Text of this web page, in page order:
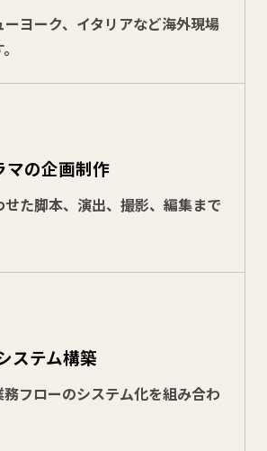
ーヨーク、イタリアなど海外現場
マの企画制作
た脚本、演出、撮影、編集まで
ステム構築
フローのシステム化を組み合わ